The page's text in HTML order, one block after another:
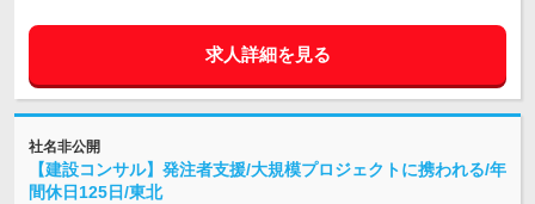
求人詳細を見る
社名非公開
【建設コンサル】発注者支援/大規模プロジェクトに携われる/年
間休日125日/東北